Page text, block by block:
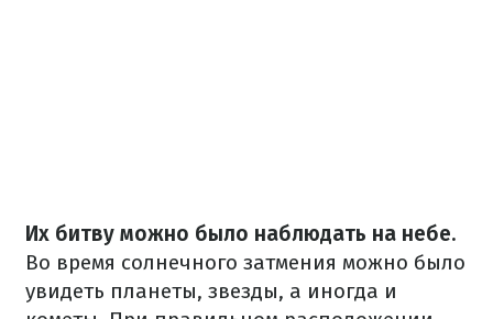
Их битву можно было наблюдать на небе.
Во время солнечного затмения можно было
увидеть планеты, звезды, а иногда и